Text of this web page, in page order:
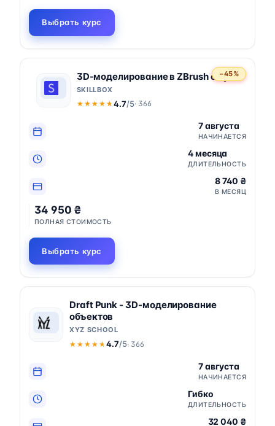
Выбрать курс
−45%
3D-моделирование в ZBrush с нуля
SKILLBOX
★★★★★
★★★★★ 4.7/5· 366
7 августа
НАЧИНАЕТСЯ
4 месяца
ДЛИТЕЛЬНОСТЬ
8 740 ₴
В МЕСЯЦ
34 950 ₴
ПОЛНАЯ СТОИМОСТЬ
Выбрать курс
Draft Punk - 3D-моделирование
объектов
XYZ SCHOOL
★★★★★
★★★★★ 4.7/5· 366
7 августа
НАЧИНАЕТСЯ
Гибко
ДЛИТЕЛЬНОСТЬ
32 040 ₴